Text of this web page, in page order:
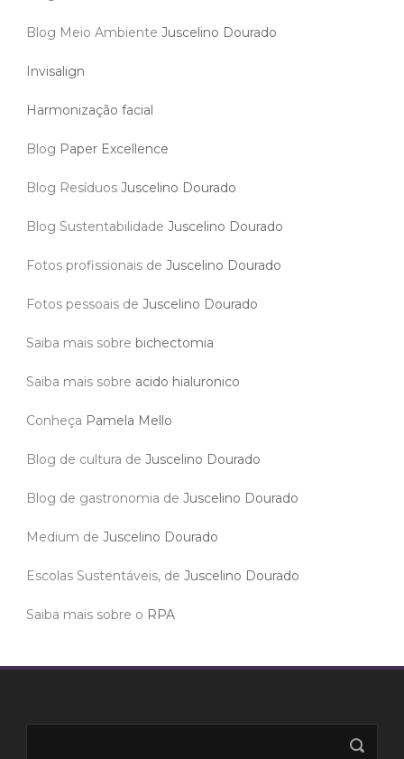
Blog Meio Ambiente Juscelino Dourado
Invisalign
Harmonização facial
Blog Paper Excellence
Blog Resíduos Juscelino Dourado
Blog Sustentabilidade Juscelino Dourado
Fotos profissionais de Juscelino Dourado
Fotos pessoais de Juscelino Dourado
Saiba mais sobre bichectomia
Saiba mais sobre acido hialuronico
Conheça Pamela Mello
Blog de cultura de Juscelino Dourado
Blog de gastronomia de Juscelino Dourado
Medium de Juscelino Dourado
Escolas Sustentáveis, de Juscelino Dourado
Saiba mais sobre o RPA